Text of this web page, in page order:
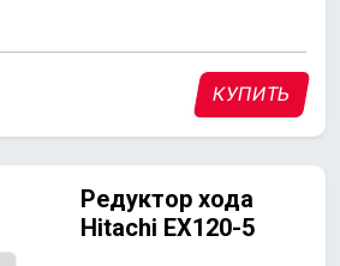
КУПИТЬ
Редуктор хода
Hitachi ЕХ120-5